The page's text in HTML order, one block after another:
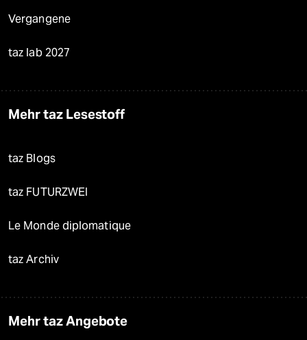
Vergangene
taz lab 2027
Mehr taz Lesestoff
taz Blogs
taz FUTURZWEI
Le Monde diplomatique
taz Archiv
Mehr taz Angebote